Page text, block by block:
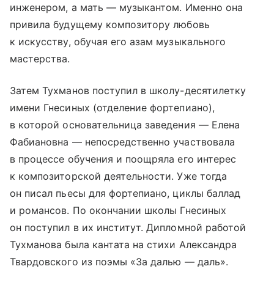
инженером, а мать — музыкантом. Именно она
привила будущему композитору любовь
к искусству, обучая его азам музыкального
мастерства.
Затем Тухманов поступил в школу-десятилетку
имени Гнесиных (отделение фортепиано),
в которой основательница заведения — Елена
Фабиановна — непосредственно участвовала
в процессе обучения и поощряла его интерес
к композиторской деятельности. Уже тогда
он писал пьесы для фортепиано, циклы баллад
и романсов. По окончании школы Гнесиных
он поступил в их институт. Дипломной работой
Тухманова была кантата на стихи Александра
Твардовского из поэмы «За далью — даль».